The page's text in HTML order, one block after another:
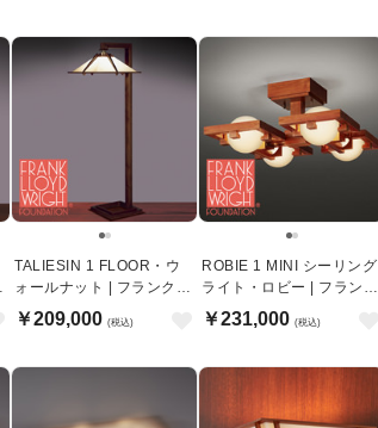
TALIESIN 1 FLOOR・ウ
ォールナット | フランク・
ロイド・ライト
￥209,000 (税込)
ROBIE 1 MINI シーリング
ライト・ロビー | フラン
ク・ロイド・ライト
￥231,000 (税込)